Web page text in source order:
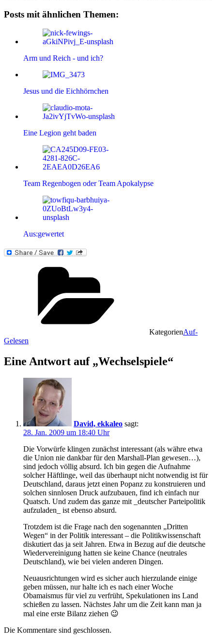
Posts mit ähnlichen Themen:
Arm und Reich - und ich?
Jesus und die Eichhörnchen
Eine Legion geht baden
Team Regenbogen oder Team Apokalypse
Aus:gewertet
KategorienAuf-
Gelesen
Eine Antwort auf „Wechselspiele“
David, ekkaleo sagt:
28. Jan. 2009 um 18:40 Uhr
Die Vorwürfe klingen zunächst interessant (als währe etwa
die Union nie dankbar für den Marshall-Plan gewesen…),
sind jedoch völlig absurd. Ich bin gegen die Aufnahme
solcher Häftlinge, weil das überhaupt nicht notwendig ist für
Deutschland, daraus jetzt einen Popanz zu konstruieren und
solchen sinnlosen Druck aufzubauen, find ich einfach nur
Quatsch. Und zudem das ganze mit _deutscher Parteipolitik
aufzuladen_ ist ebenso absurd.
Trotzdem ist die Frage nach den sogenannten „Dritten
Wegen“ in der Politik interessant – die Politikwissenschaft
diskutiert das ja seit Jahren. Etwa in Bezug auf die deutsche
Wiedervereinigung hatten sie keine Chance (neutrales
Deutschland), wie bei vielen anderen Dingen.
Neuausrichtungen wird es sicher auch hierzulande einige
geben müssen, nur halte ich es nach einer Woche
Obamaismus für viel zu verfrüht, Spekulationen ins Land
schießen zu lassen. Nächstes Jahr um die Zeit kann man ja
mal eine erste Bilanz ziehen 😉
Die Kommentare sind geschlossen.